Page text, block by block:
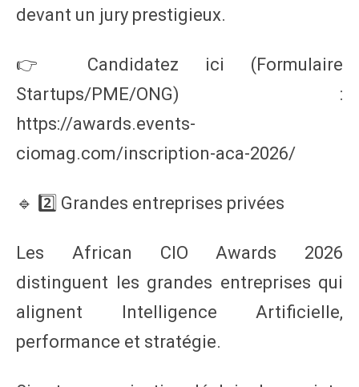
devant un jury prestigieux.
👉 Candidatez ici (Formulaire
Startups/PME/ONG) :
https://awards.events-
ciomag.com/inscription-aca-2026/
🔹 2️⃣ Grandes entreprises privées
Les African CIO Awards 2026
distinguent les grandes entreprises qui
alignent Intelligence Artificielle,
performance et stratégie.